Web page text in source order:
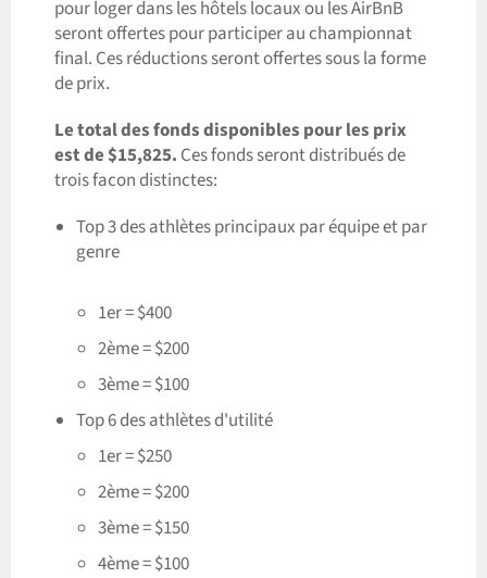
pour loger dans les hôtels locaux ou les AirBnB
seront offertes pour participer au championnat
final. Ces réductions seront offertes sous la forme
de prix.
Le total des fonds disponibles pour les prix
est de$15,825. Ces fonds seront distribués de
trois facon distinctes:
Top 3 des athlètes principaux par équipe et par
genre
1er = $400
2ème = $200
3ème = $100
Top 6 des athlètes d'utilité
1er = $250
2ème = $200
3ème = $150
4ème = $100